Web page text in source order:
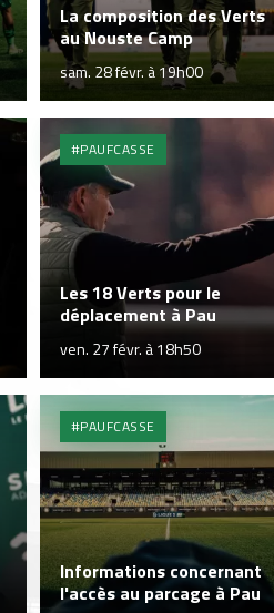
La composition des Verts
au Nouste Camp
sam. 28 févr. à 19h00
#PAUFCASSE
Les 18 Verts pour le
déplacement à Pau
ven. 27 févr. à 18h50
#PAUFCASSE
Informations concernant
l'accès au parcage à Pau